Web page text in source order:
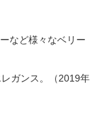
など様々なベリー
ガンス。（2019年